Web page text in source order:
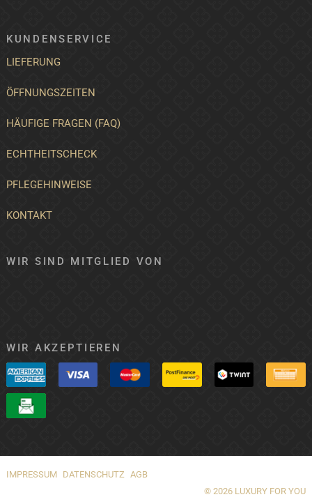
KUNDENSERVICE
LIEFERUNG
ÖFFNUNGSZEITEN
HÄUFIGE FRAGEN (FAQ)
ECHTHEITSCHECK
PFLEGEHINWEISE
KONTAKT
WIR SIND MITGLIED VON
WIR AKZEPTIEREN
IMPRESSUM DATENSCHUTZ AGB
© 2026 LUXURY FOR YOU